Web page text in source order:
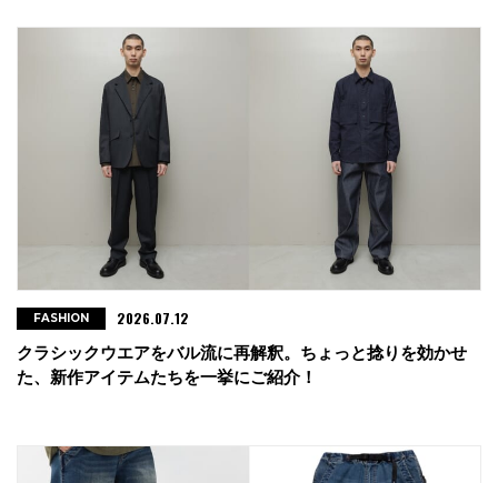
クラシックウエアをバル流に再解釈。ちょっと捻りを効かせ
た、新作アイテムたちを一挙にご紹介！
FASHION 2026.07.12